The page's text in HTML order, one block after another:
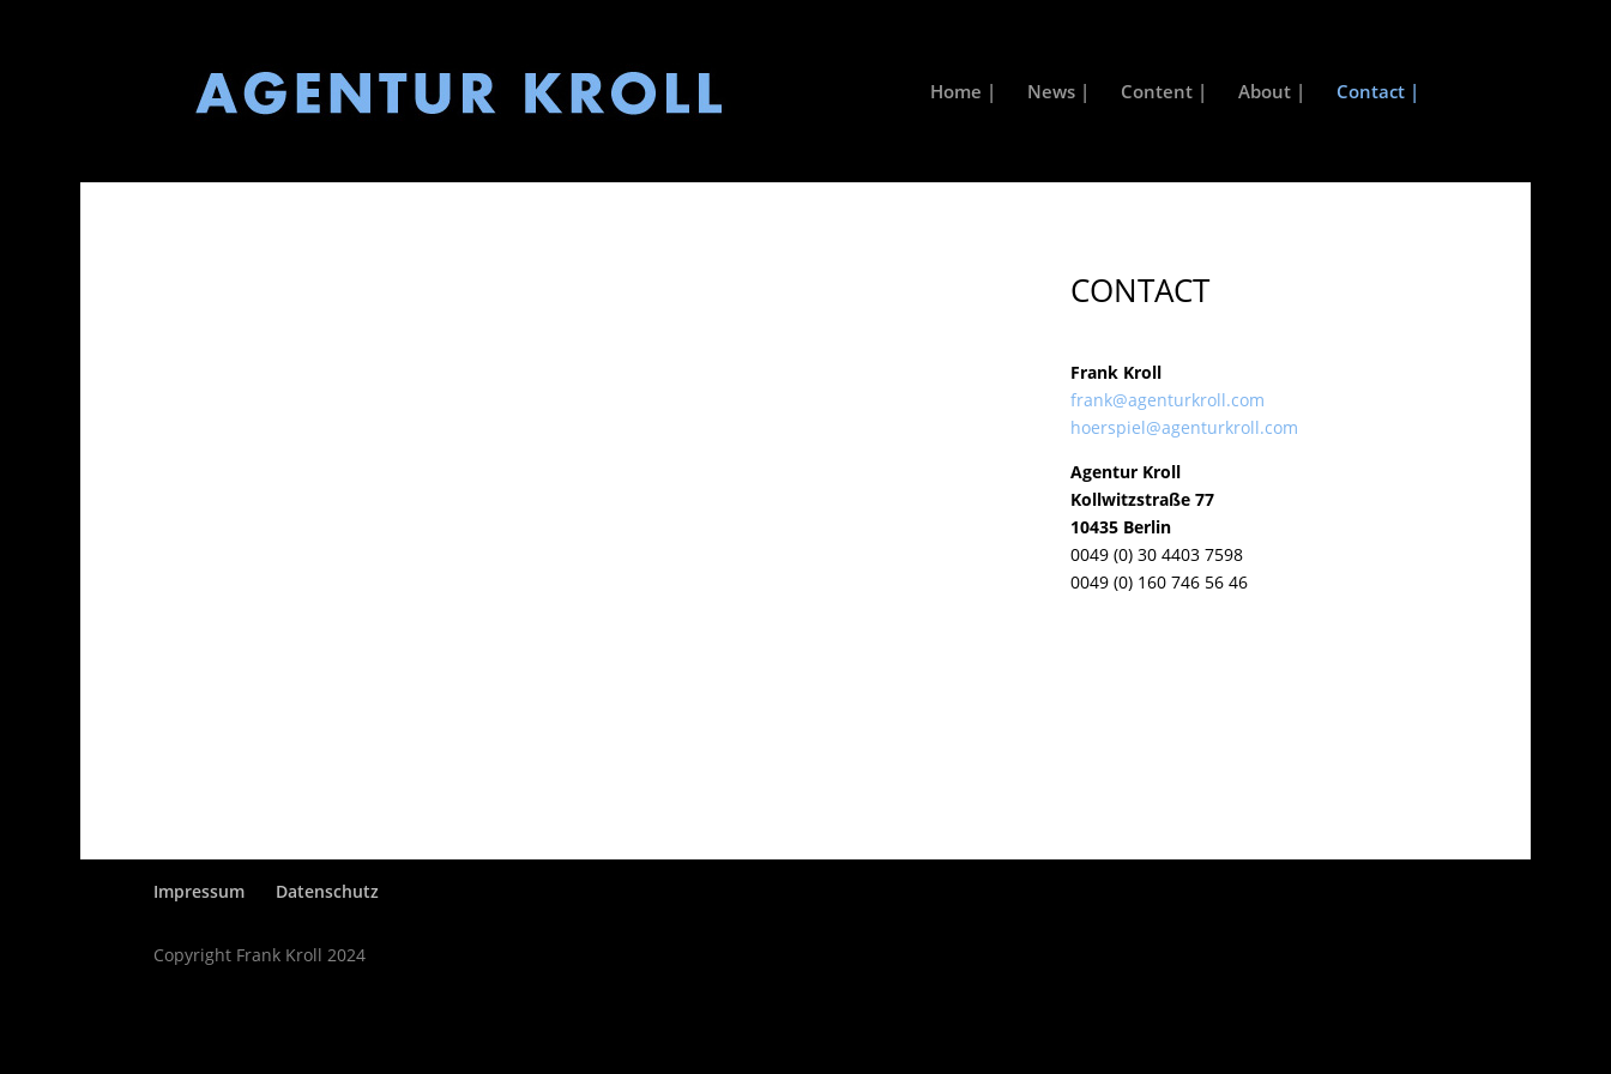
Home | News | Content | About | Contact |
CONTACT
Frank Kroll
frank@agenturkroll.com
hoerspiel@agenturkroll.com
Agentur Kroll
Kollwitzstraße 77
10435 Berlin
0049 (0) 30 4403 7598
0049 (0) 160 746 56 46
Impressum Datenschutz
Copyright Frank Kroll 2024